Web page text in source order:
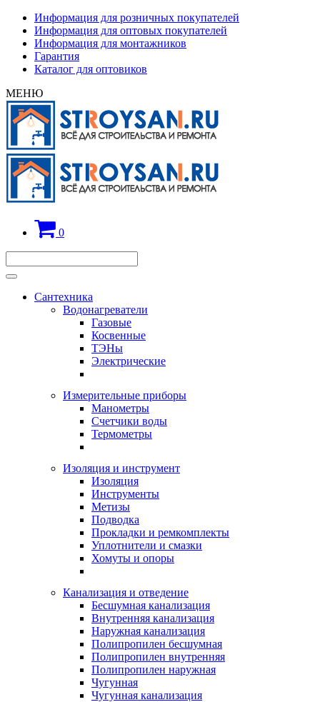
Информация для розничных покупателей
Информация для оптовых покупателей
Информация для монтажников
Гарантия
Каталог для оптовиков
МЕНЮ
0
Сантехника
Водонагреватели
Газовые
Косвенные
ТЭНы
Электрические
Измерительные приборы
Манометры
Счетчики воды
Термометры
Изоляция и инструмент
Изоляция
Инструменты
Метизы
Подводка
Прокладки и ремкомплекты
Уплотнители и смазки
Хомуты и опоры
Канализация и отведение
Бесшумная канализация
Внутренняя канализация
Наружная канализация
Полипропилен бесшумная
Полипропилен внутренняя
Полипропилен наружная
Чугунная
Чугунная канализация